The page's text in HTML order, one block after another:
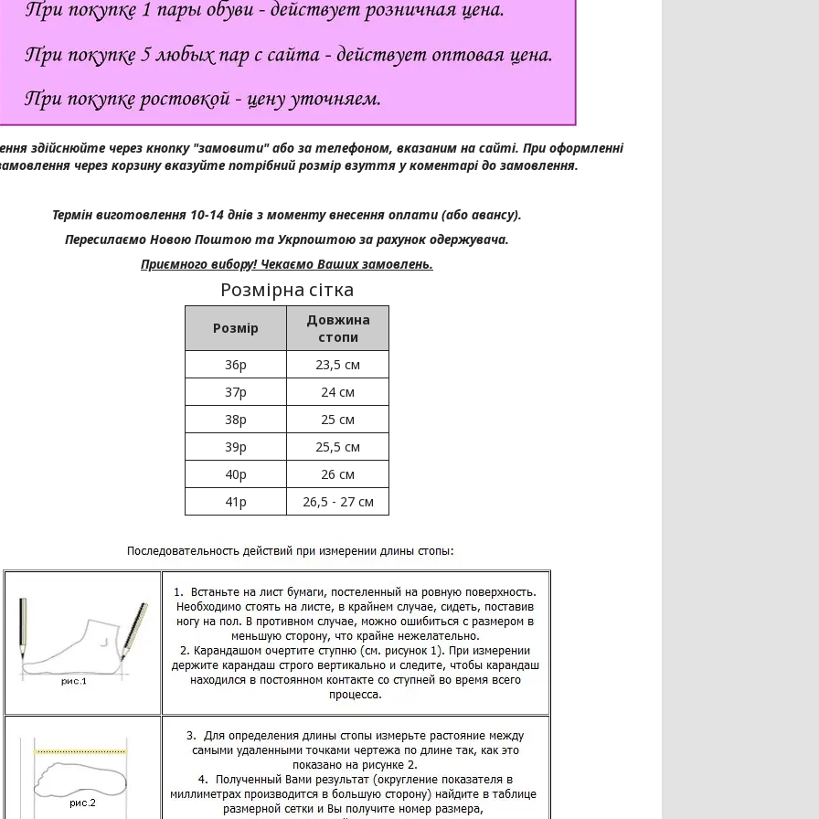
здійснюйте через кнопку "замовити" або за телефоном, вказаним на сайті. При оформленні
через корзину вказуйте потрібний розмір взуття у коментарі до замовлення.
Термін виготовлення 10-14 днів з моменту внесення оплати (або авансу).
Пересилаємо Новою Поштою та Укрпоштою за рахунок одержувача.
Приємного вибору! Чекаємо Ваших замовлень.
Розмірна сітка
Розмір
Довжина
стопи
36р
23,5 см
37р
24 см
38р
25 см
39р
25,5 см
40р
26 см
41р
26,5 - 27 см